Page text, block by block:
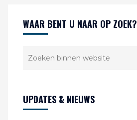
WAAR BENT U NAAR OP ZOEK?
UPDATES & NIEUWS